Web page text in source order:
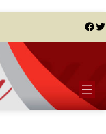
Facebook Twitter